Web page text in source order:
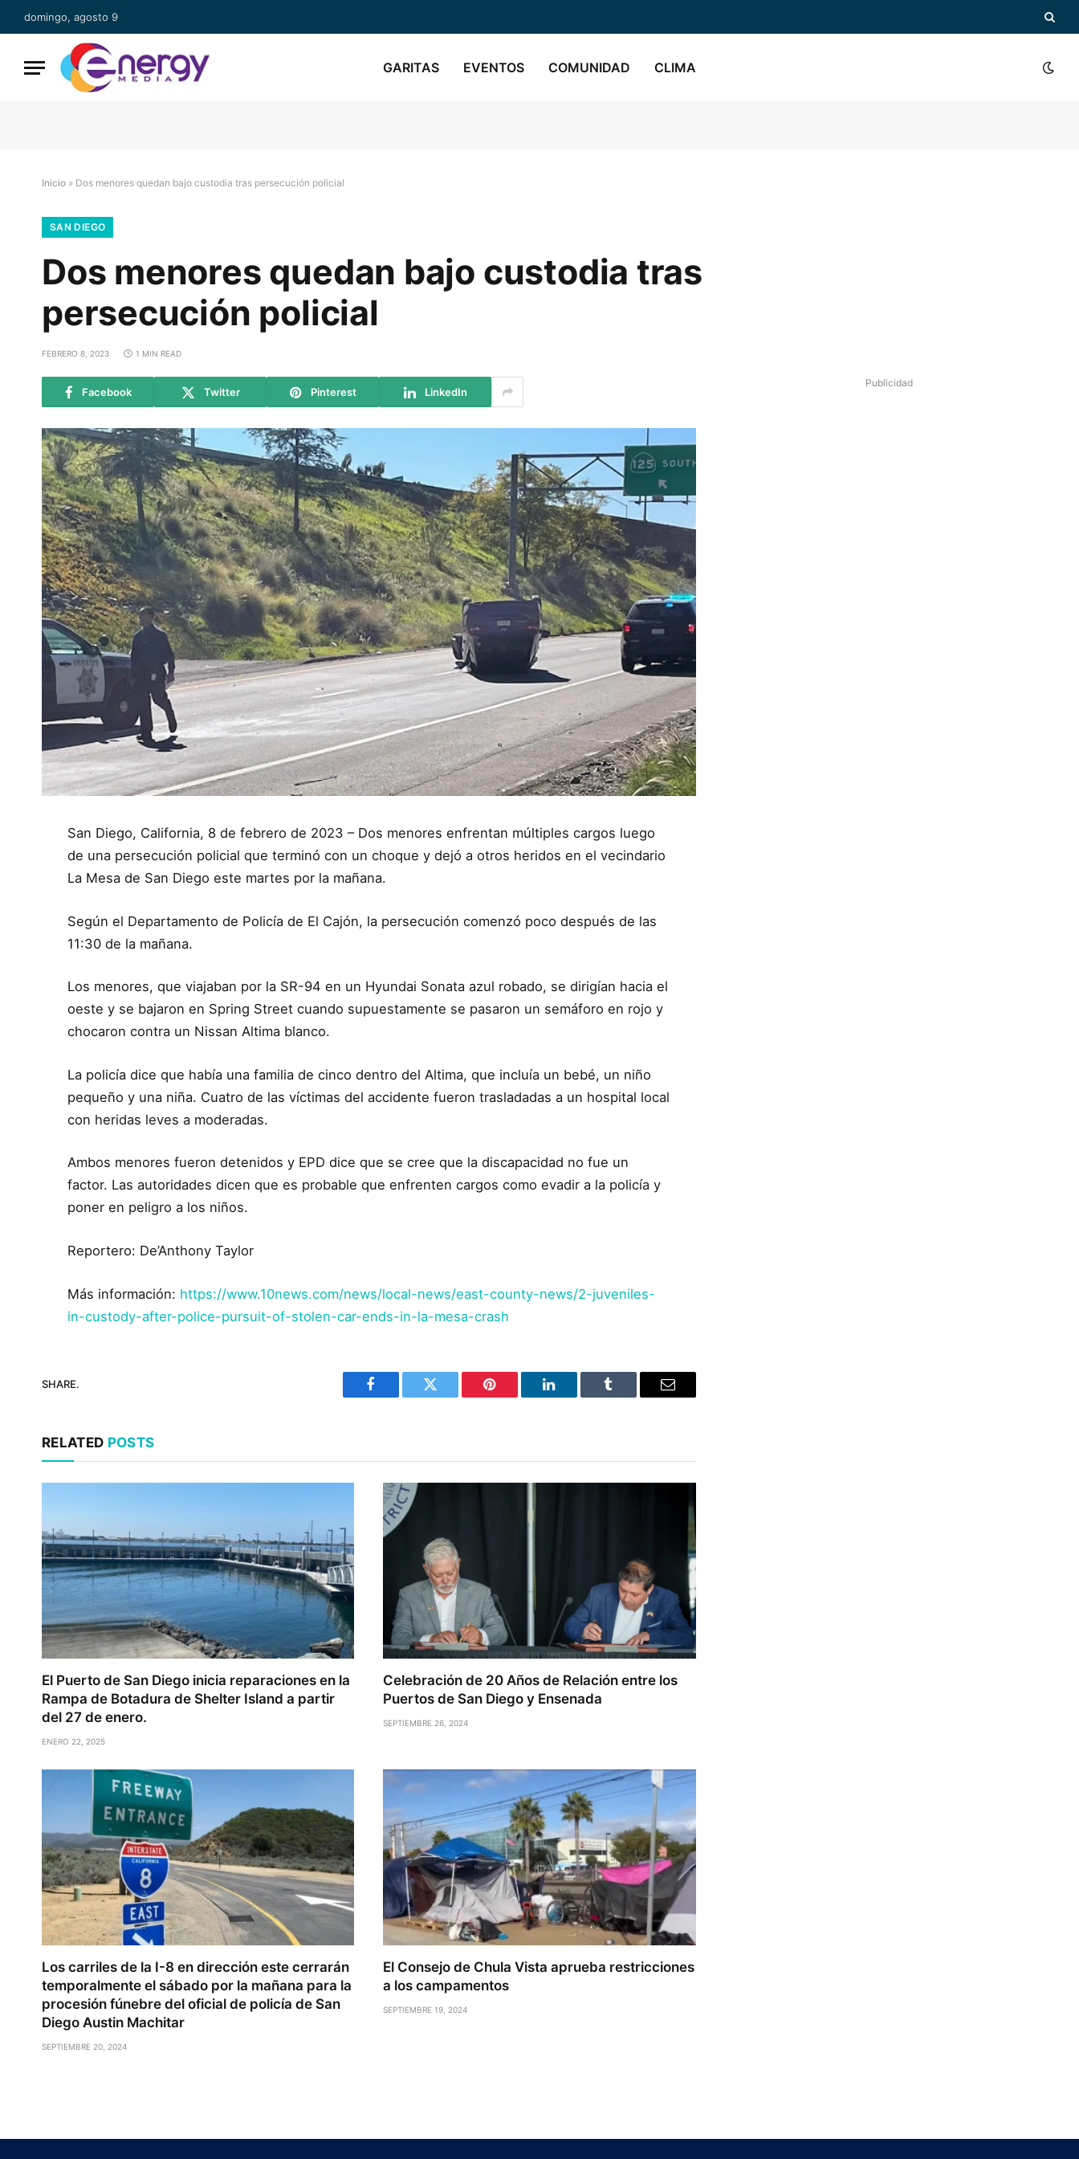
domingo, agosto 9
GARITAS EVENTOS COMUNIDAD CLIMA
Inicio » Dos menores quedan bajo custodia tras persecución policial
SAN DIEGO
Dos menores quedan bajo custodia tras
persecución policial
FEBRERO 8, 2023 1 MIN READ
Facebook Twitter Pinterest LinkedIn
San Diego, California, 8 de febrero de 2023 – Dos menores enfrentan múltiples cargos luego
de una persecución policial que terminó con un choque y dejó a otros heridos en el vecindario
La Mesa de San Diego este martes por la mañana.
Según el Departamento de Policía de El Cajón, la persecución comenzó poco después de las
11:30 de la mañana.
Los menores, que viajaban por la SR-94 en un Hyundai Sonata azul robado, se dirigían hacia el
oeste y se bajaron en Spring Street cuando supuestamente se pasaron un semáforo en rojo y
chocaron contra un Nissan Altima blanco.
La policía dice que había una familia de cinco dentro del Altima, que incluía un bebé, un niño
pequeño y una niña. Cuatro de las víctimas del accidente fueron trasladadas a un hospital local
con heridas leves a moderadas.
Ambos menores fueron detenidos y EPD dice que se cree que la discapacidad no fue un
factor. Las autoridades dicen que es probable que enfrenten cargos como evadir a la policía y
poner en peligro a los niños.
Reportero: De’Anthony Taylor
Más información: https://www.10news.com/news/local-news/east-county-news/2-juveniles-
in-custody-after-police-pursuit-of-stolen-car-ends-in-la-mesa-crash
SHARE.
Facebook Twitter Pinterest LinkedIn Tumblr Email
RELATED POSTS
El Puerto de San Diego inicia reparaciones en la
Rampa de Botadura de Shelter Island a partir
del 27 de enero.
ENERO 22, 2025
Celebración de 20 Años de Relación entre los
Puertos de San Diego y Ensenada
SEPTIEMBRE 26, 2024
Los carriles de la I-8 en dirección este cerrarán
temporalmente el sábado por la mañana para la
procesión fúnebre del oficial de policía de San
Diego Austin Machitar
SEPTIEMBRE 20, 2024
El Consejo de Chula Vista aprueba restricciones
a los campamentos
SEPTIEMBRE 19, 2024
Publicidad